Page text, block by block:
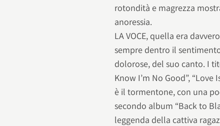
rotondità e magrezza
anoressia.
LA VOCE, quella era
sempre dentro il
dolorose, del suo canto. I
Know I’m No Good”, “Love
è il tormentone, con una
secondo album “Back to
leggenda della cattiva